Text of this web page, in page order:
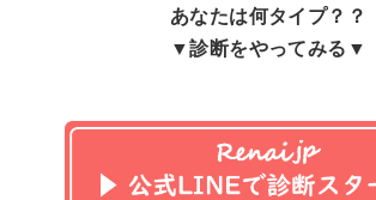
あなたは何タイプ？？
▼診断をやってみる▼